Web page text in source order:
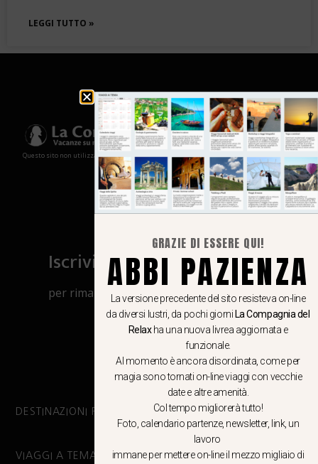
LEGGI TUTTO »
Questo sito non utilizza cookies e non memorizza in alcun modo le tue informazioni
Iscriviti al canale Whatsapp
per rimanere aggiornato su viaggi, eventi
e notizie!
CLICCA QUI
DESTINAZIONI PRINCIPALI
VIAGGI A TEMA
GRAZIE DI ESSERE QUI!
ABBI PAZIENZA
La versione precedente del sito resisteva on-line
da diversi lustri, da pochi giorni La Compagnia del
Relaxha una nuova livrea aggiornata e
funzionale.
Al momento è ancora disordinata, come per
magia sono tornati on-line viaggi con vecchie
date e altre amenità.
Col tempo migliorerà tutto!
Foto, calendario partenze, newsletter, link, un
lavoro
immane per mettere on-line il mezzo migliaio di